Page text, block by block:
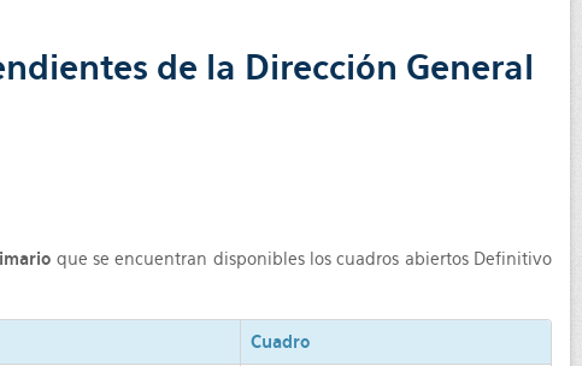
de la Dirección General
que se encuentran disponibles los cuadros abiertos Definitivo
Cuadro